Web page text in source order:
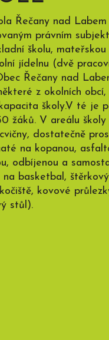
Řečany nad
právním
školu, mateřskou
jídelnu (dvě
Řečany nad
z okolních
školy.V té je
žáků. V areálu
dostatečně
na kopanou,
odbíjenou a
basketbal,
kovové
stůl).